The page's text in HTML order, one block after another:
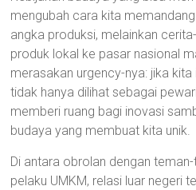
mengubah cara kita
angka produksi, melainkan
produk lokal ke pasar nasional
merasakan urgency-nya: jika
tidak hanya dilihat sebagai
memberi ruang bagi inovasi
budaya yang membuat kita unik.
Di antara obrolan dengan
pelaku UMKM, relasi luar negeri